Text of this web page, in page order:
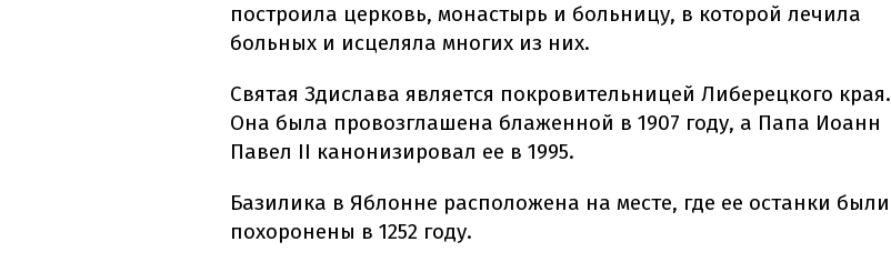
построила церковь, монастырь и больницу, в которой лечила
больных и исцеляла многих из них.
Святая Здислава является покровительницей Либерецкого края.
Она была провозглашена блаженной в 1907 году, а Папа Иоанн
Павел II канонизировал ее в 1995.
Базилика в Яблонне расположена на месте, где ее останки были
похоронены в 1252 году.